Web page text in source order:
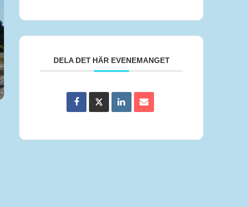
DELA DET HÄR EVENEMANGET